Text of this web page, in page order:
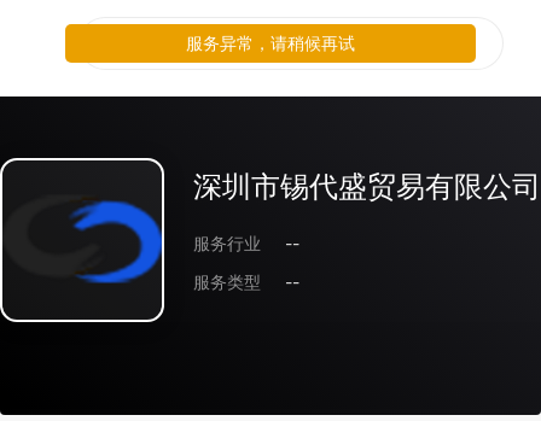
深圳市锡代盛贸易有限公司
服务行业
--
服务类型
--
服务异常，请稍候再试